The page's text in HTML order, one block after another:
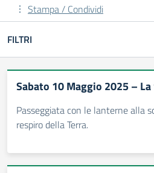
Stampa / Condividi
FILTRI
Sabato 10 Maggio 2025 –
Passeggiata con le lanterne alla
respiro della Terra.